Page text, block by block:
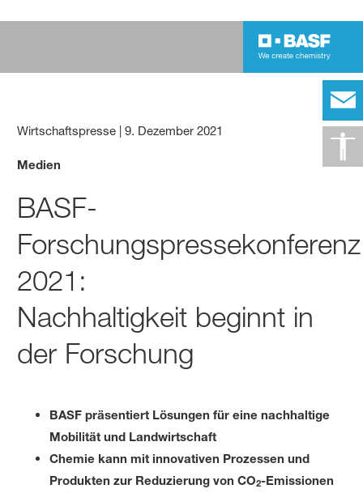
Wirtschaftspresse |9. Dezember 2021
Medien
BASF-
Forschungspressekonferenz
2021:
Nachhaltigkeit beginnt in
der Forschung
BASF präsentiert Lösungen für eine nachhaltige
Mobilität und Landwirtschaft
Chemie kann mit innovativen Prozessen und
Produkten zur Reduzierung von CO2-Emissionen